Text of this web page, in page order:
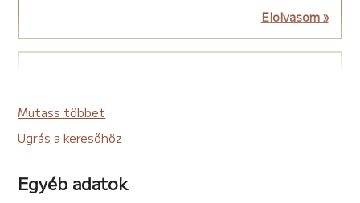
Elolvasom »
könyvajánló
Újra olvastam Sky S.T. írónő Apollónia című
rész sokat ne felejtsek el belőle. Most is nagyon
megviselt ez a regény, főleg az eleje.
Mutass többet
Ugrás a keresőhöz
Egyéb adatok